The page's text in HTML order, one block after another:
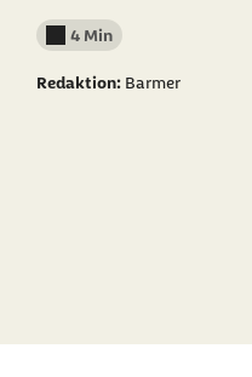
Lesedauer weniger als
4 Min
Redaktion: Barmer